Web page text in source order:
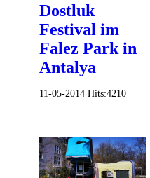
Dostluk
Festival im
Falez Park in
Antalya
11-05-2014 Hits:4210